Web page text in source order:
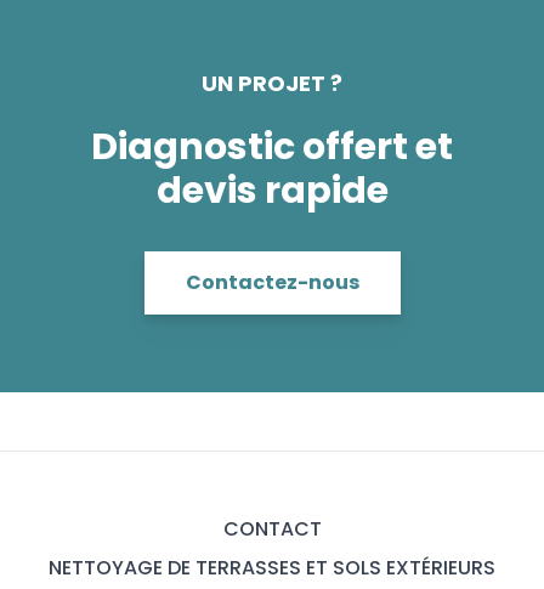
UN PROJET ?
Diagnostic offert et
devis rapide
Contactez-nous
CONTACT
NETTOYAGE DE TERRASSES ET SOLS EXTÉRIEURS